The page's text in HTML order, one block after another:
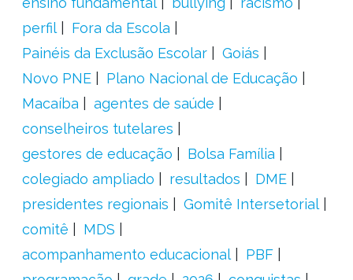
perfil
Fora da Escola
Painéis da Exclusão Escolar
Goiás
Novo PNE
Plano Nacional de Educação
Macaíba
agentes de saúde
conselheiros tutelares
gestores de educação
Bolsa Família
colegiado ampliado
resultados
DME
presidentes regionais
Gomitê Intersetorial
comitê
MDS
acompanhamento educacional
PBF